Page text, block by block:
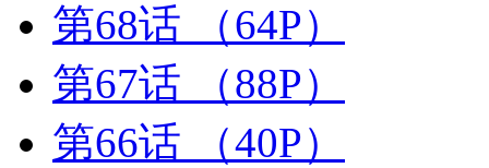
第68话
（64P）
第67话
（88P）
第66话
（40P）